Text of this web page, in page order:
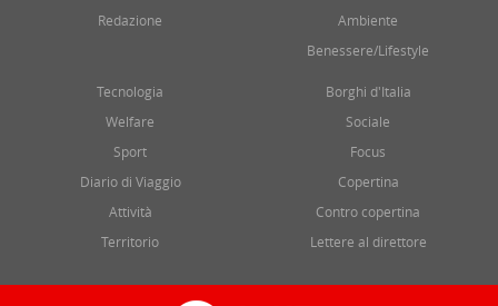
Redazione
Ambiente
Benessere/Lifestyle
Tecnologia
Welfare
Sport
Diario di Viaggio
Attività
Territorio
Borghi d'Italia
Sociale
Focus
Copertina
Contro copertina
Lettere al direttore